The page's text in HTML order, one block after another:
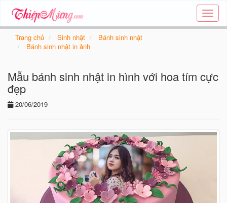
Tạo
thiệp
chủ
đề
Trang chủ Sinh nhật
Bánh sinh nhật
Bánh sinh nhật in ảnh
Mẫu bánh sinh nhật in hình với hoa tím cực
đẹp
20/06/2019